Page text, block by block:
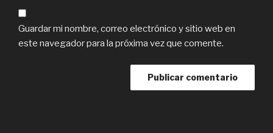
Guardar mi nombre, correo electrónico y sitio web en
este navegador para la próxima vez que comente.